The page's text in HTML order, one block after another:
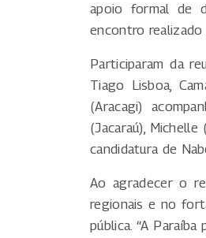
apoio formal de
encontro realizado
Participaram da
Tiago Lisboa,
(Aracagi)
(Jacaraú),
candidatura de
Ao agradecer o
regionais e no
pública. “A